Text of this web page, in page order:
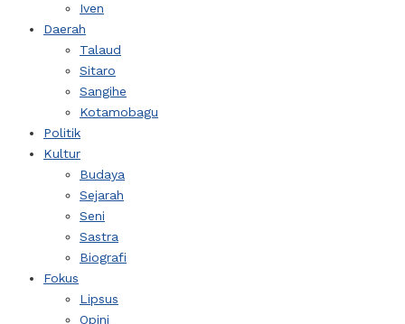
Iven
Daerah
Talaud
Sitaro
Sangihe
Kotamobagu
Politik
Kultur
Budaya
Sejarah
Seni
Sastra
Biografi
Fokus
Lipsus
Opini